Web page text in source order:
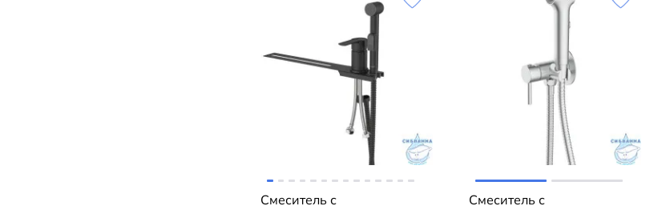
Смеситель с
Смеситель с